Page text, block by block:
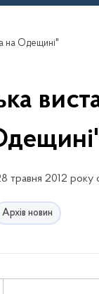
на Одещині"
травня 2012 року
Архів новин